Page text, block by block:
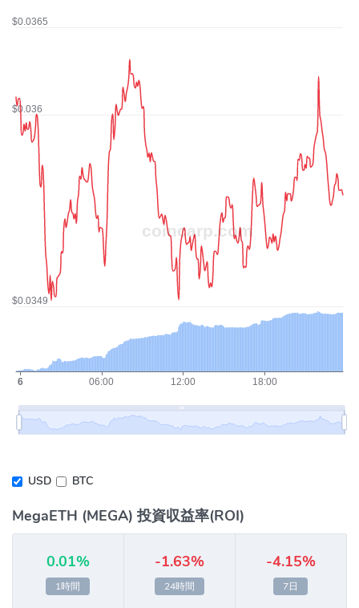
USD BTC
MegaETH (MEGA) 投資収益率(ROI)
0.01%
1時間
-1.63%
24時間
-4.15%
7日